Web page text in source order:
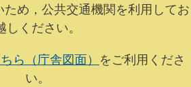
め，公共交通機関を利用してお
しください。
ら（庁舎図面） をご利用くださ
い。